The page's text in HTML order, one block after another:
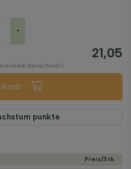
+
21,05
berechnet)
punkte
Preis/­Stk.